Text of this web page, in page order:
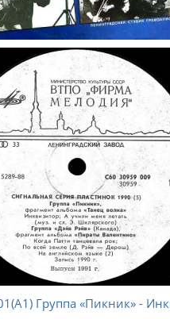
Группа «Пикник» -